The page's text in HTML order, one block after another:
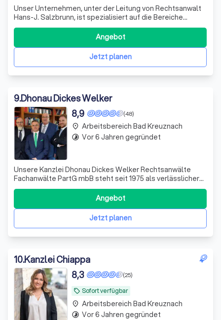
Unser Unternehmen, unter der Leitung von Rechtsanwalt
Hans-J. Salzbrunn, ist spezialisiert auf die Bereiche
Kündigung im Mietrecht und Arbeitsrecht, Verkehrsrecht
und Ehescheidung. Wir legen großen Wert auf den Schutz
Ihrer personenbezogenen Daten und handeln stets im
Einklang mit der Datenschutz-Gr
Jetzt planen
Angebot
9.Dhonau Dickes Welker
(48)
8,9
Unsere Kanzlei Dhonau Dickes Welker Rechtsanwälte
Fachanwälte PartG mbB steht seit 1975 als verlässlicher
Partner an Ihrer Seite. Wir legen großen Wert auf
Vertrauen und Kompetenz und sehen den Erfolg unserer
Mandanten als unser oberstes Ziel. Unsere Fachanwälte
sind Experten auf ihrem Rechtsgebiet
Jetzt planen
Angebot
place Arbeitsbereich Bad Kreuznach
timelapse Vor 6 Jahren gegründet
10.Kanzlei Chiappa
local_offer Sofort verfügbar
(25)
8,3
place Arbeitsbereich Bad Kreuznach
timelapse Vor 6 Jahren gegründet